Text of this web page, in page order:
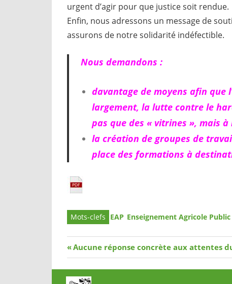
urgent d’agir pour que justice soit rendue.
Enfin, nous adressons un message de
assurons de notre solidarité indéfectible.
Nous demandons :
davantage de moyens afin que
largement, la lutte contre le
pas que des « vitrines », mais
la création de groupes de
place des formations à
EAP Enseignement Agricole Public
Navigation
de
Article
précédent
Aucune réponse concrète aux attentes